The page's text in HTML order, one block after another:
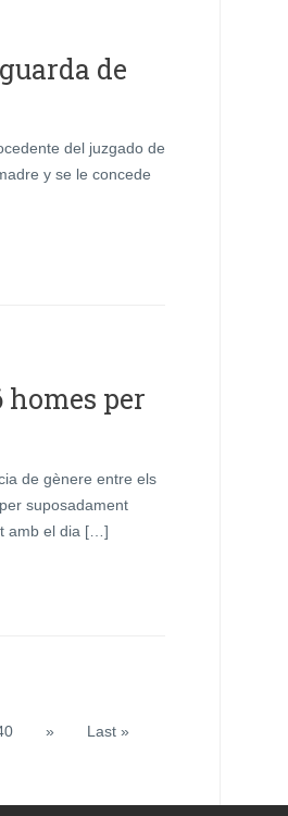
de
del juzgado de
y se le concede
homes per
de gènere entre els
suposadament
amb el dia […]
» Last »